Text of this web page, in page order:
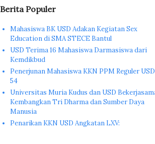
Berita Populer
Mahasiswa BK USD Adakan Kegiatan Sex
Education di SMA STECE Bantul
USD Terima 16 Mahasiswa Darmasiswa dari
Kemdikbud
Penerjunan Mahasiswa KKN PPM Reguler
54
Universitas Muria Kudus dan USD
Kembangkan Tri Dharma dan Sumber Daya
Manusia
Penarikan KKN USD Angkatan LXV: